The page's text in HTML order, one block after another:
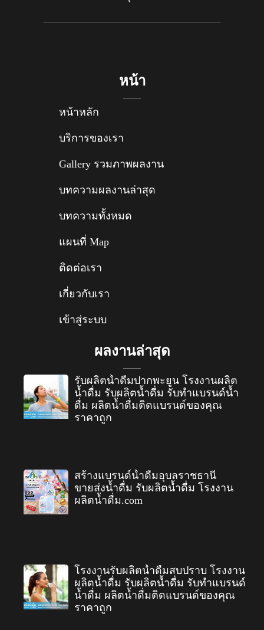
หน้า
หน้าหลัก
บริการของเรา
Gallery รวมภาพผลงาน
บทความผลงานล่าสุด
บทความทั้งหมด
แผนที่ Map
ติดต่อเรา
เกี่ยวกับเรา
เข้าสู่ระบบ
ผลงานล่าสุด
รับผลิตน้ำดื่มปากพะยูน โรงงานผลิต
น้ำดื่ม รับผลิตน้ำดื่ม รับทำแบรนด์น้ำ
ดื่ม ผลิตน้ำดื่มติดแบรนด์ของคุณ
ราคาถูก
สร้างแบรนด์น้ำดื่มอุบลราชธานี
ขายส่งน้ำดื่ม รับผลิตน้ำดื่ม โรงงาน
ผลิตน้ำดื่ม.com
โรงงานรับผลิตน้ำดื่มสบปราบ โรงงาน
ผลิตน้ำดื่ม รับผลิตน้ำดื่ม รับทำแบรนด์
น้ำดื่ม ผลิตน้ำดื่มติดแบรนด์ของคุณ
ราคาถูก